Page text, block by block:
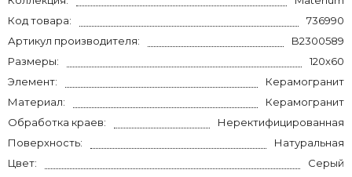
Код товара:
736990
Артикул производителя:
B2300589
Размеры:
120x60
Элемент:
Керамогранит
Материал:
Керамогранит
Обработка краев:
Неректифицированная
Поверхность:
Натуральная
Цвет:
Серый